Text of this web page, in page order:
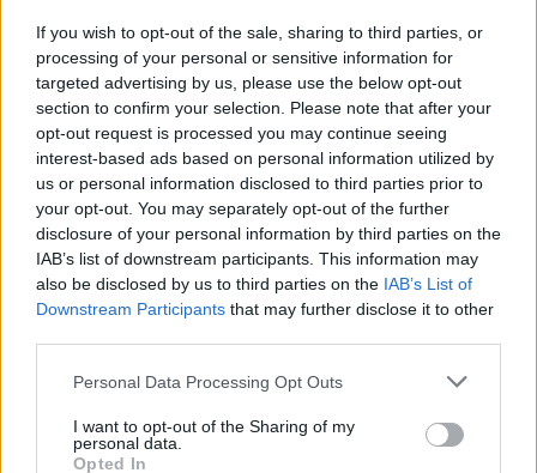
If you wish to opt-out of the sale, sharing to third parties, or
processing of your personal or sensitive information for
targeted advertising by us, please use the below opt-out
section to confirm your selection. Please note that after your
opt-out request is processed you may continue seeing
interest-based ads based on personal information utilized by
us or personal information disclosed to third parties prior to
your opt-out. You may separately opt-out of the further
disclosure of your personal information by third parties on the
IAB’s list of downstream participants. This information may
also be disclosed by us to third parties on the IAB’s List of
Downstream Participants that may further disclose it to other
Personal Data Processing Opt Outs
I want to opt-out of the Sharing of my
personal data.
Opted In
ΕΛΑΣ: «Βιομηχανία κοροϊδίας από τον
7 χρόνια μετά, ξαναπαρουσιάζει τις ίδιες
υποσχέσεις»
06/08/2026
Τραμπ: «Ήμασταν έτοιμοι για τη μεγαλύτερη
από τον Β’ Παγκόσμιο Πόλεμο – Το Ιράν μας
παρακάλεσε για συνομιλίες»
06/08/2026
«Πυρά» κατά των ΜΜΕ από την «Ελπίδα για τη
Δημοκρατία»: «Όλοι όμως ασχολούνται με την
Καρυστιανού»
παραίτηση Ρεπούση από τον ΣΥΡΙΖΑ- Νέος
ο Χριστόφορος Βερναρδάκης, διευθυντής ο